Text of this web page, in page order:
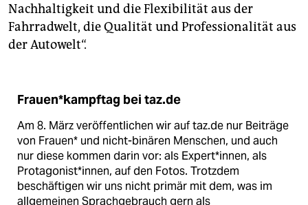
Nachhaltigkeit und die Flexibilität aus der
Fahrradwelt, die Qualität und Professionalität aus
der Autowelt“.
Frauen*kampftag bei taz.de
Am 8. März veröffentlichen wir auf taz.de nur Beiträge
von Frauen* und nicht-binären Menschen, und auch
nur diese kommen darin vor: als Expert*innen, als
Protagonist*innen, auf den Fotos. Trotzdem
beschäftigen wir uns nicht primär mit dem, was im
allgemeinen Sprachgebrauch gern als